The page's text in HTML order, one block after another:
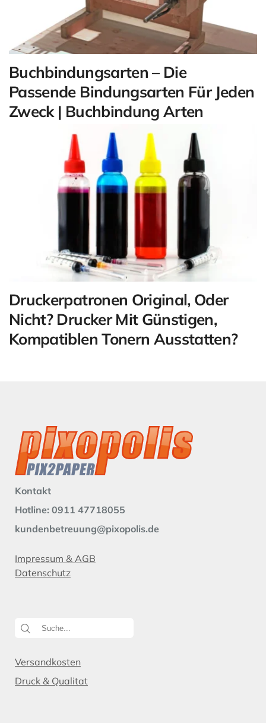
Buchbindungsarten – Die
Passende Bindungsarten Für Jeden
Zweck | Buchbindung Arten
Druckerpatronen Original, Oder
Nicht? Drucker Mit Günstigen,
Kompatiblen Tonern Ausstatten?
Kontakt
Hotline: 0911 47718055
kundenbetreuung@pixopolis.de
Impressum & AGB
Datenschutz
Versandkosten
Druck & Qualitat